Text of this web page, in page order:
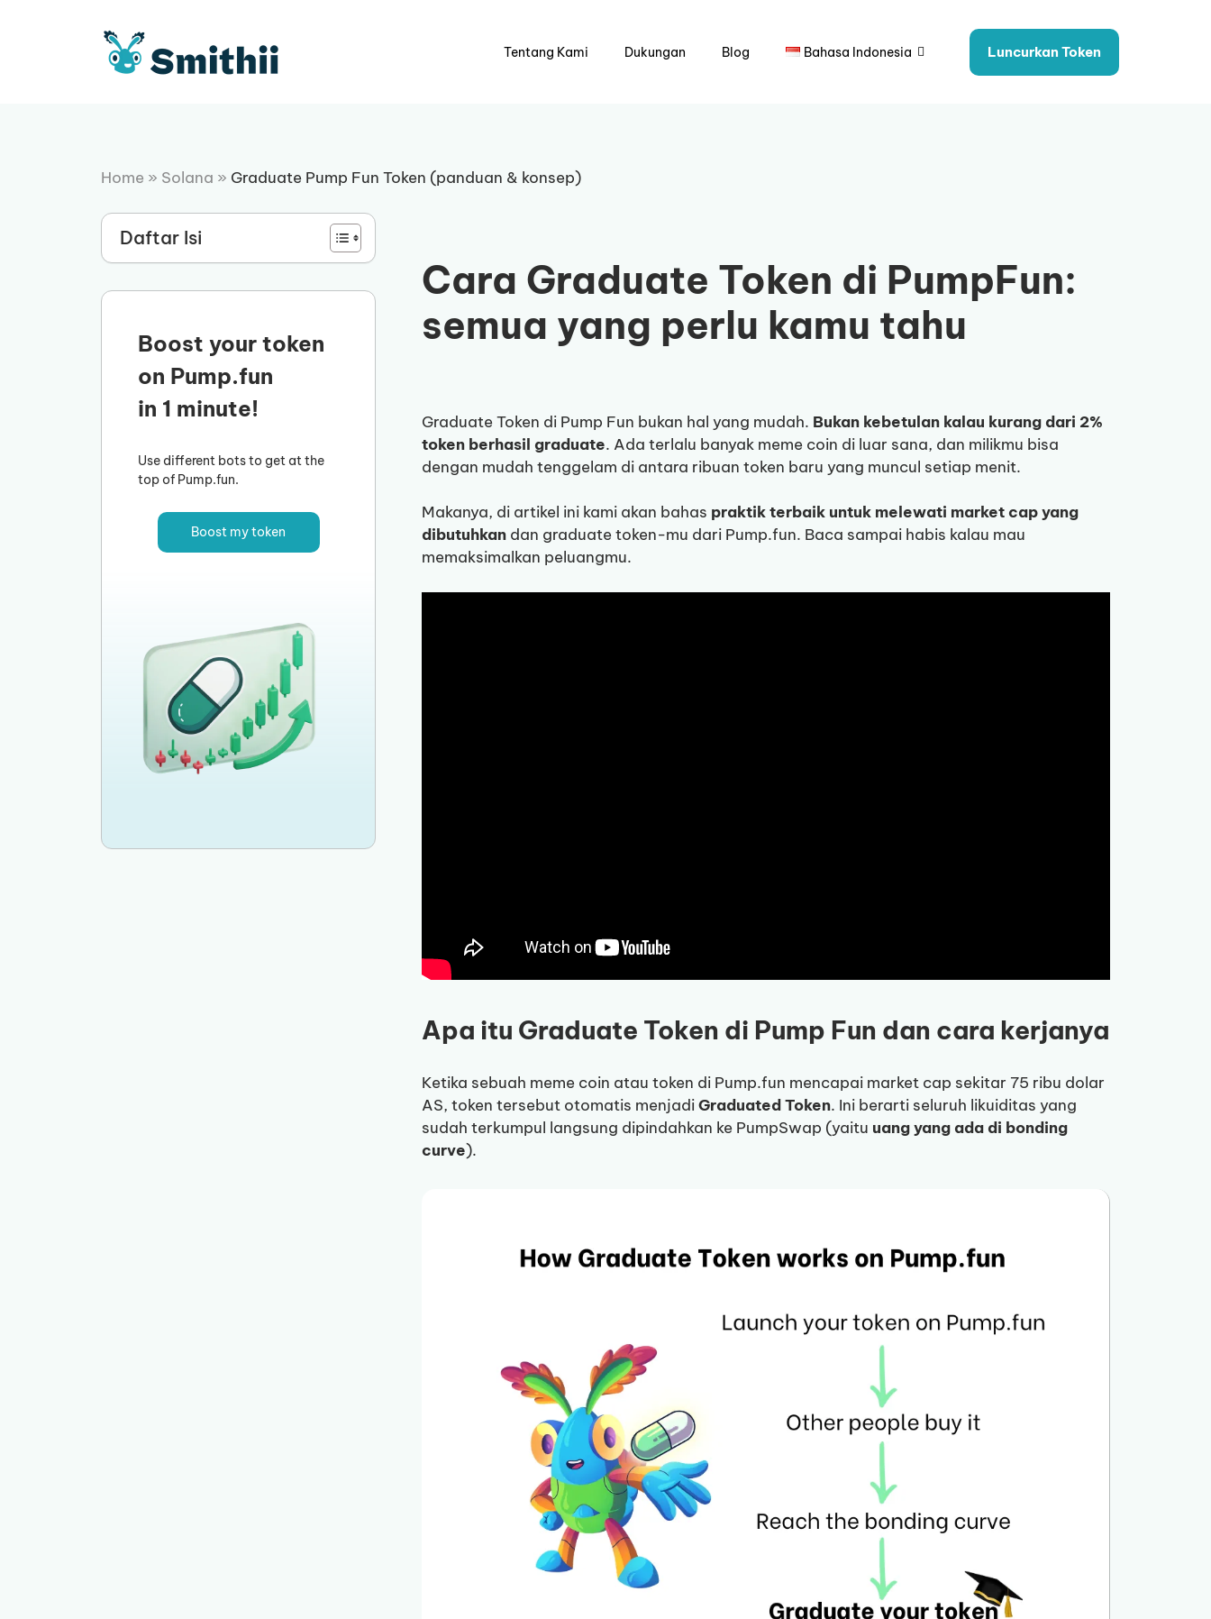
Tentang Kami Dukungan Blog Bahasa Indonesia Luncurkan Token
Home » Solana » Graduate Pump Fun Token (panduan & konsep)
Daftar Isi
Boost your token
on Pump.fun
in 1 minute!
Use different bots to get at the
top of Pump.fun.
Boost my token
Cara Graduate Token di PumpFun:
semua yang perlu kamu tahu
Graduate Token di Pump Fun bukan hal yang mudah. Bukan kebetulan kalau kurang dari 2%
token berhasil graduate. Ada terlalu banyak meme coin di luar sana, dan milikmu bisa
dengan mudah tenggelam di antara ribuan token baru yang muncul setiap menit.
Makanya, di artikel ini kami akan bahas praktik terbaik untuk melewati market cap yang
dibutuhkan dan graduate token-mu dari Pump.fun. Baca sampai habis kalau mau
memaksimalkan peluangmu.
Apa itu Graduate Token di Pump Fun dan cara kerjanya
Ketika sebuah meme coin atau token di Pump.fun mencapai market cap sekitar 75 ribu dolar
AS, token tersebut otomatis menjadiGraduated Token. Ini berarti seluruh likuiditas yang
sudah terkumpul langsung dipindahkan ke PumpSwap (yaitu uang yang ada di bonding
curve).